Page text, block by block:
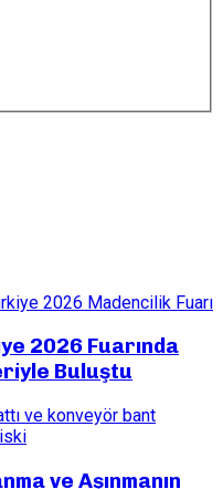
2026 Fuarında
Buluştu
ve Aşınmanın